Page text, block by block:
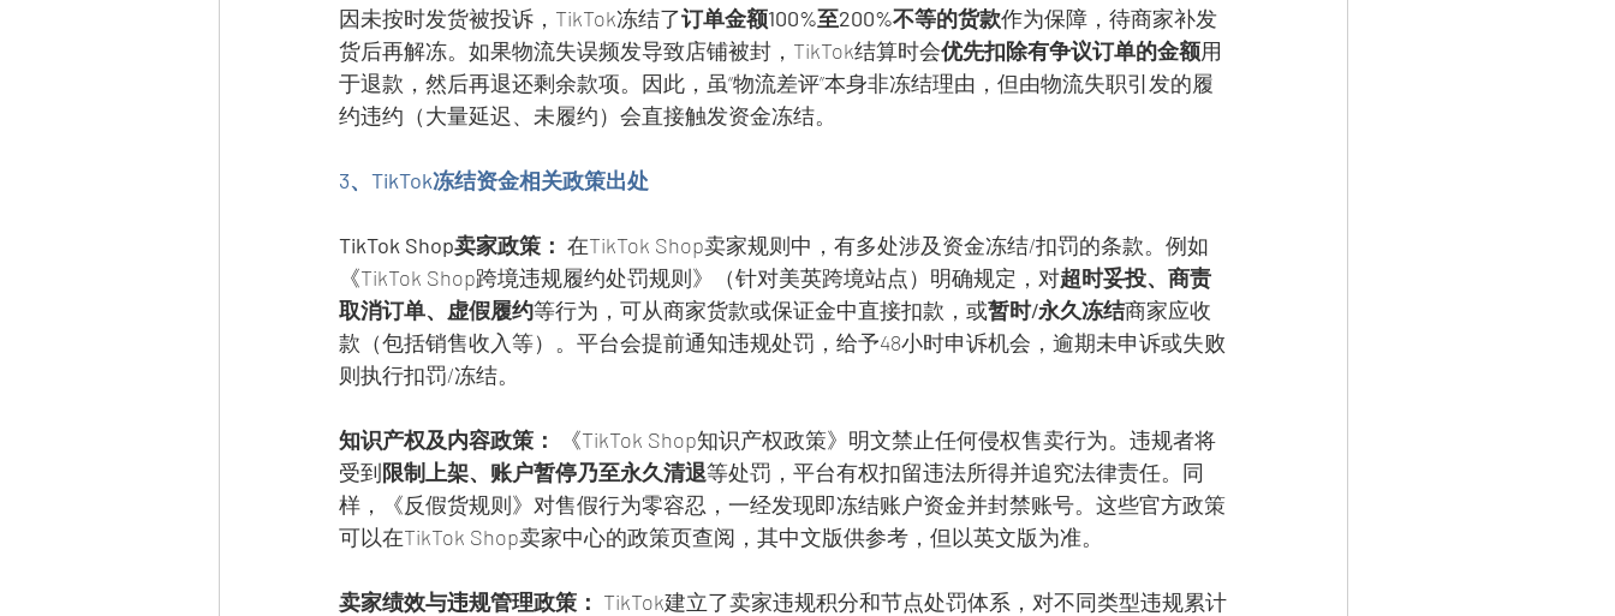
因未按时发货被投诉，TikTok冻结了订单金额100%至200%不等的货款作为保障，待商家补发
货后再解冻。如果物流失误频发导致店铺被封，TikTok结算时会优先扣除有争议订单的金额用
于退款，然后再退还剩余款项。因此，虽“物流差评”本身非冻结理由，但由物流失职引发的履
约违约（大量延迟、未履约）会直接触发资金冻结。
3、TikTok冻结资金相关政策出处
TikTok Shop卖家政策： 在TikTok Shop卖家规则中，有多处涉及资金冻结/扣罚的条款。例如
《TikTok Shop跨境违规履约处罚规则》（针对美英跨境站点）明确规定，对超时妥投、商责
取消订单、虚假履约等行为，可从商家货款或保证金中直接扣款，或暂时/永久冻结商家应收
款（包括销售收入等）。平台会提前通知违规处罚，给予48小时申诉机会，逾期未申诉或失败
则执行扣罚/冻结。
知识产权及内容政策：
《TikTok Shop知识产权政策》明文禁止任何侵权售卖行为。违规者将
受到限制上架、账户暂停乃至永久清退等处罚，平台有权扣留违法所得并追究法律责任。同
样，《反假货规则》对售假行为零容忍，一经发现即冻结账户资金并封禁账号。这些官方政策
可以在TikTok Shop卖家中心的政策页查阅，其中文版供参考，但以英文版为准。
卖家绩效与违规管理政策： TikTok建立了卖家违规积分和节点处罚体系，对不同类型违规累计